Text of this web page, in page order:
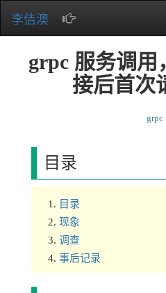
李佶澳
grpc 服务调用
接后首次
grpc
目录
目录
现象
调查
事后记录